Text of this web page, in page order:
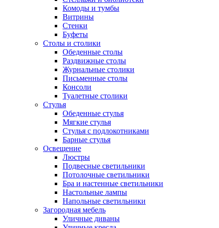
Комоды и тумбы
Витрины
Стенки
Буфеты
Столы и столики
Обеденные столы
Раздвижные столы
Журнальные столики
Письменные столы
Консоли
Туалетные столики
Стулья
Обеденные стулья
Мягкие стулья
Стулья с подлокотниками
Барные стулья
Освещение
Люстры
Подвесные светильники
Потолочные светильники
Бра и настенные светильники
Настольные лампы
Напольные светильники
Загородная мебель
Уличные диваны